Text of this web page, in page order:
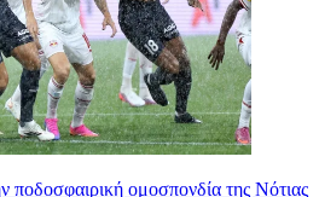
ποδοσφαιρική ομοσπονδία της Νότιας